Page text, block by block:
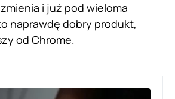
i już pod wieloma
naprawdę dobry produkt,
od Chrome.